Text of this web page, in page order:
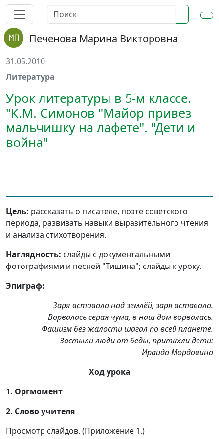
Печенова Марина Викторовна
31.05.2010
Литература
Урок литературы в 5-м классе.
"К.М. Симонов "Майор привез
мальчишку на лафете". "Дети и
война"
Цель: рассказать о писателе, поэте советского
периода, развивать навыки выразительного чтения
и анализа стихотворения.
Наглядность: слайды с документальными
фотографиями и песней "Тишина"; слайды к уроку.
Эпиграф:
Заря вставала над землёй, заря вставала.
Ворвалась серая чума, в наш дом ворвалась.
Фашизм без жалости шагал по всей планете.
Застыли люди от беды, притихли дети:
Ираида Мордовина
Ход урока
1. Оргмомент
2. Слово учителя
Просмотр слайдов. (Приложение 1.)